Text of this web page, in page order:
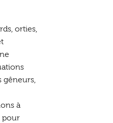
orties,
gêneurs,
à
pour